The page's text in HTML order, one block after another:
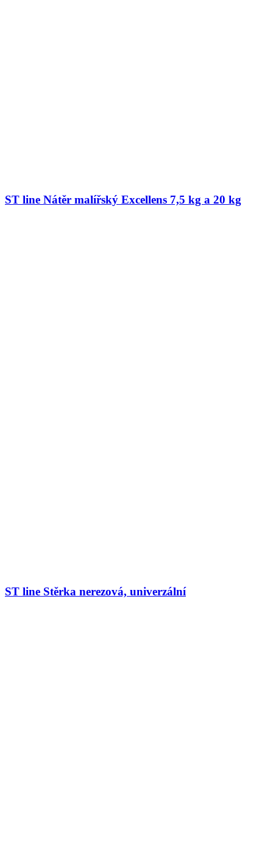
ST line Nátěr malířský Excellens 7,5 kg a 20 kg
ST line Stěrka nerezová, univerzální